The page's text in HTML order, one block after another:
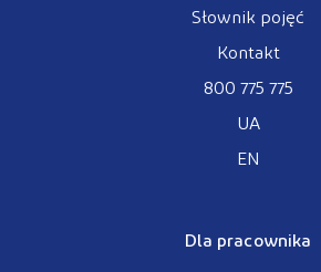
Słownik pojęć
Kontakt
800 775 775
UA
EN
Dla pracownika